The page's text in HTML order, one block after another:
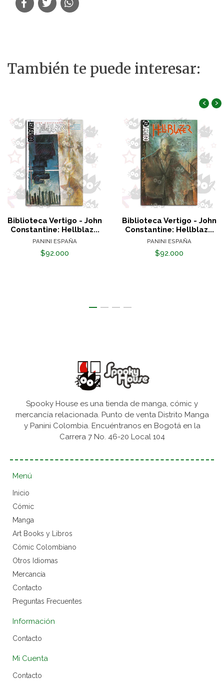
También te puede interesar:
Biblioteca Vertigo - John
Constantine: Hellblaz...
PANINI ESPAÑA
$92.000
Biblioteca Vertigo - John
Constantine: Hellblaz...
PANINI ESPAÑA
$92.000
‹ ›
Spooky House es una tienda de manga, cómic y
mercancía relacionada. Punto de venta Distrito Manga
y Panini Colombia. Encuéntranos en Bogotá en la
Carrera 7 No. 46-20 Local 104
Menú
Inicio
Cómic
Manga
Art Books y Libros
Cómic Colombiano
Otros Idiomas
Mercancía
Contacto
Preguntas Frecuentes
Información
Contacto
Mi Cuenta
Contacto